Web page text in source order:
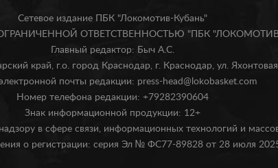
Сетевое издание ПБК "Локомотив-Кубань"
ОГРАНИЧЕННОЙ ОТВЕТСТВЕННОСТЬЮ "ПБК
Главный редактор: Быч А.С.
край, г.о. город Краснодар, г. Краснодар, ул.
почты редакции: press-head@lokobasket.com
Номер телефона редакции: +79282390604
Знак информационной продукции: 12+
в сфере связи, информационных технологий и
о регистрации: серия Эл № ФС77-89828 от 28 июля